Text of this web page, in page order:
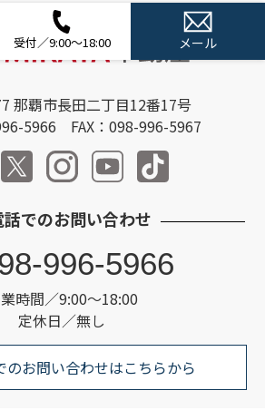
受付／9:00～18:00 メール
那覇市長田二丁目12番17号
5966 FAX：098-996-5967
話でのお問い合わせ
時間／9:00～18:00
定休日／無し
996-5966
のお問い合わせはこちらから